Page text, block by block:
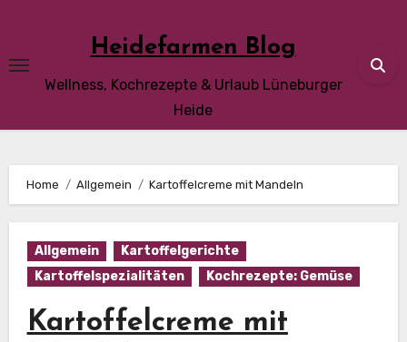
content
Heidefarmen Blog
Wellness, Kochrezepte & Urlaub Lüneburger
Heide
Home Allgemein Kartoffelcreme mit Mandeln
Allgemein
Kartoffelgerichte
Kartoffelspezialitäten
Kochrezepte: Gemüse
Kartoffelcreme mit